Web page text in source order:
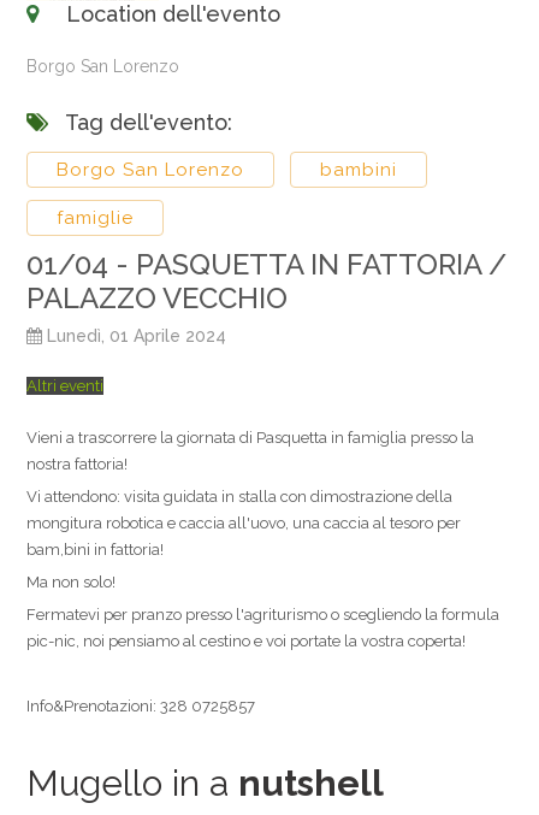
Location dell'evento
Borgo San Lorenzo
Tag dell'evento:
Borgo San Lorenzo bambini
famiglie
01/04 - PASQUETTA IN FATTORIA /
PALAZZO VECCHIO
Lunedì, 01 Aprile 2024
Altri eventi
Vieni a trascorrere la giornata di Pasquetta in famiglia presso la
nostra fattoria!
Vi attendono: visita guidata in stalla con dimostrazione della
mongitura robotica e caccia all'uovo, una caccia al tesoro per
bam,bini in fattoria!
Ma non solo!
Fermatevi per pranzo presso l'agriturismo o scegliendo la formula
pic-nic, noi pensiamo al cestino e voi portate la vostra coperta!
Info&Prenotazioni: 328 0725857
Mugello in a nutshell